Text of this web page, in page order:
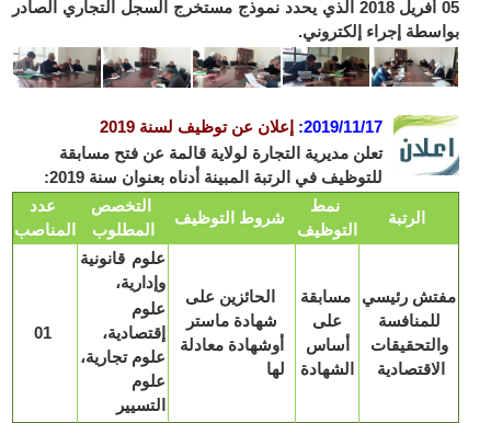
05 أفريل 2018 الذي يحدد نموذج مستخرج السجل التجاري الصادر
بواسطة إجراء إلكتروني.
2019/11/17
: إعلان عن توظيف لسنة 2019
تعلن مديرية التجارة لولاية قالمة عن فتح مسابقة
للتوظيف في الرتبة المبينة أدناه بعنوان سنة 2019:
عدد
المناصب
التخصص
المطلوب
شروط التوظيف
نمط
التوظيف
الرتبة
علوم قانونية
وإدارية،
علوم
إقتصادية،
علوم تجارية،
علوم
التسيير
الحائزين على
شهادة ماستر
أوشهادة معادلة
لها
مسابقة
على
أساس
الشهادة
مفتش رئيسي
للمنافسة
والتحقيقات
الاقتصادية